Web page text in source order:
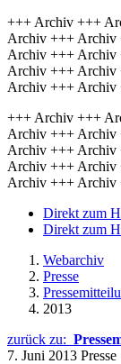
+++ Archiv +++
Archiv +++
Archiv +++
Archiv +++
Archiv +++
+++ Archiv +++
Archiv +++
Archiv +++
Archiv +++
Archiv +++
Direkt zum
Direkt zum
Webarchiv
Presse
2013
zurück zu:
7. Juni 2013 Presse